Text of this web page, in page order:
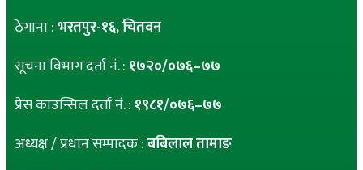
ठेगाना :भरतपुर-१६, चितवन
सूचना विभाग दर्ता नं. : १७२०/०७६–७७
प्रेस काउन्सिल दर्ता नं. : १९८१/०७६–७७
अध्यक्ष / प्रधान सम्पादक :बबिलाल तामाङ